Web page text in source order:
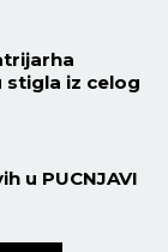
stigla iz celog
u PUCNJAVI